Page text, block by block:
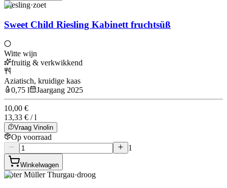
Riesling·zoet
Sweet Child Riesling Kabinett fruchtsüß
Witte wijn
fruitig & verkwikkend
Aziatisch, kruidige kaas
0,75 l
Jaargang 2025
10,00 €
13,33 € / l
Vraag Vinolin
Op voorraad
1
Winkelwagen
Roter Müller Thurgau·droog